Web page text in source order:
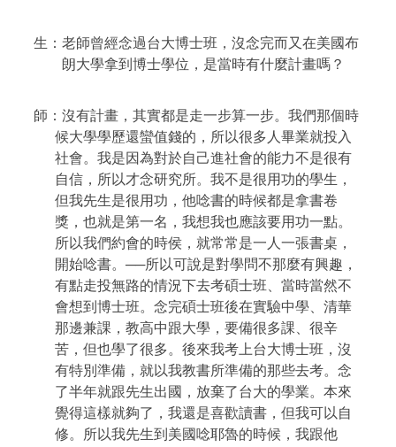
生：老師曾經念過台大博士班，沒念完而又在美國布
朗大學拿到博士學位，是當時有什麼計畫嗎？
師：沒有計畫，其實都是走一步算一步。我們那個時
候大學學歷還蠻值錢的，所以很多人畢業就投入
社會。我是因為對於自己進社會的能力不是很有
自信，所以才念研究所。我不是很用功的學生，
但我先生是很用功，他唸書的時候都是拿書卷
獎，也就是第一名，我想我也應該要用功一點。
所以我們約會的時侯，就常常是一人一張書桌，
開始唸書。──所以可說是對學問不那麼有興趣，
有點走投無路的情況下去考碩士班、當時當然不
會想到博士班。念完碩士班後在實驗中學、清華
那邊兼課，教高中跟大學，要備很多課、很辛
苦，但也學了很多。後來我考上台大博士班，沒
有特別準備，就以我教書所準備的那些去考。念
了半年就跟先生出國，放棄了台大的學業。本來
覺得這樣就夠了，我還是喜歡讀書，但我可以自
修。所以我先生到美國唸耶魯的時候，我跟他